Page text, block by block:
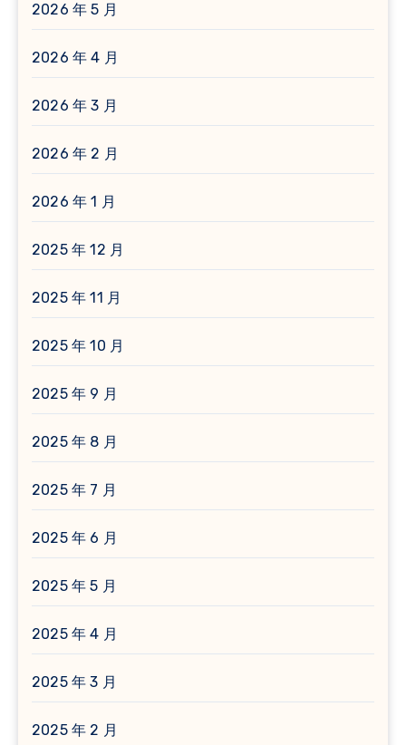
2026 年 5 月
2026 年 4 月
2026 年 3 月
2026 年 2 月
2026 年 1 月
2025 年 12 月
2025 年 11 月
2025 年 10 月
2025 年 9 月
2025 年 8 月
2025 年 7 月
2025 年 6 月
2025 年 5 月
2025 年 4 月
2025 年 3 月
2025 年 2 月